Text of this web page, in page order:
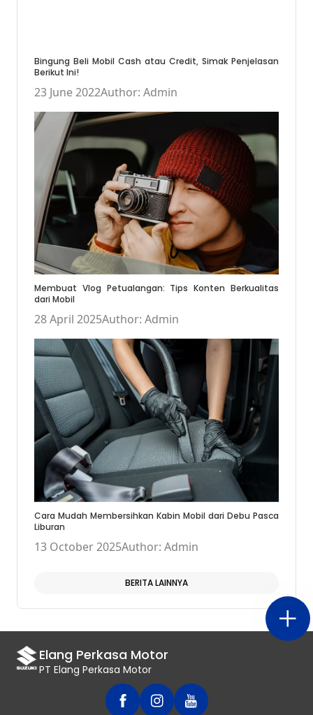
Bingung Beli Mobil Cash atau Credit, Simak Penjelasan
Berikut Ini!
23 June 2022Author: Admin
Membuat Vlog Petualangan: Tips Konten Berkualitas
dari Mobil
28 April 2025Author: Admin
Cara Mudah Membersihkan Kabin Mobil dari Debu Pasca
Liburan
13 October 2025Author: Admin
BERITA LAINNYA
Elang Perkasa Motor
PT Elang Perkasa Motor